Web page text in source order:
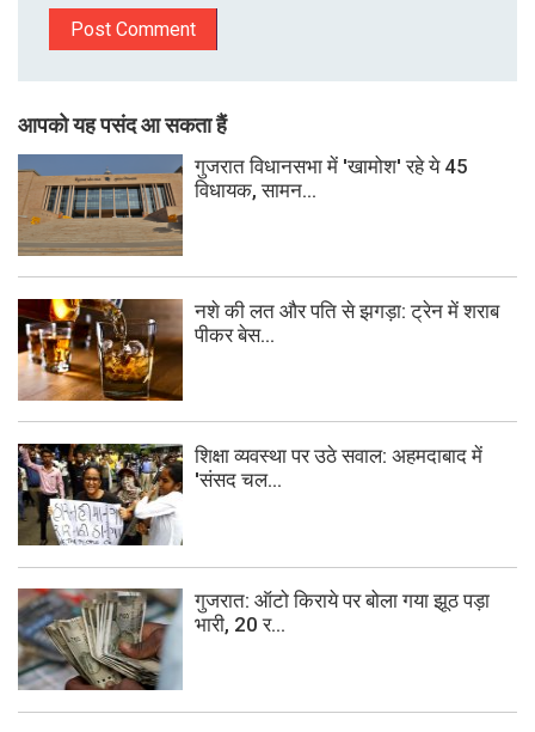
आपको यह पसंद आ सकता हैं
गुजरात विधानसभा में 'खामोश' रहे ये 45
विधायक, सामन...
नशे की लत और पति से झगड़ा: ट्रेन में शराब
पीकर बेस...
शिक्षा व्यवस्था पर उठे सवाल: अहमदाबाद में
'संसद चल...
गुजरात: ऑटो किराये पर बोला गया झूठ पड़ा
भारी, 20 र...